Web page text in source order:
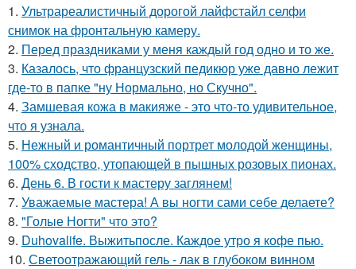
1. Ультрареалистичный дорогой лайфстайл селфи
снимок на фронтальную камеру.
2. Перед праздниками у меня каждый год одно и то же.
3. Казалось, что французский педикюр уже давно лежит
где-то в папке "ну Нормально, но Скучно".
4. Замшевая кожа в макияже - это что-то удивительное,
что я узнала.
5. Нежный и романтичный портрет молодой женщины,
100% сходство, утопающей в пышных розовых пионах.
6. День 6. В гости к мастеру заглянем!
7. Уважаемые мастера! А вы ногти сами себе делаете?
8. "Голые Ногти" что это?
9. Duhovalife. Выжитьпосле. Каждое утро я кофе пью.
10. Светоотражающий гель - лак в глубоком винном